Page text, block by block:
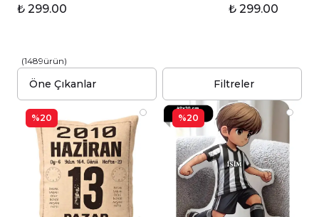
₺ 299.00
₺ 299.00
(1489ürün)
Filtreler
%20 %20